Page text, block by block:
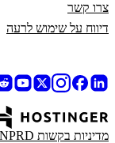
צרו קשר
דיווח על שימוש לרעה
מדיניות בקשות NPRD